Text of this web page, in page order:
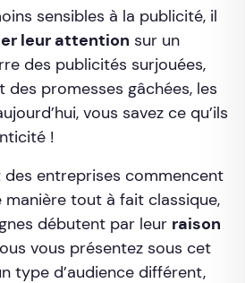
sensibles à la publicité, il
leur attention sur un
des publicités surjouées,
des promesses gâchées, les
vous savez ce qu’ils
!
entreprises commencent
tout à fait classique,
débutent par leur raison
vous présentez sous cet
type d’audience différent,